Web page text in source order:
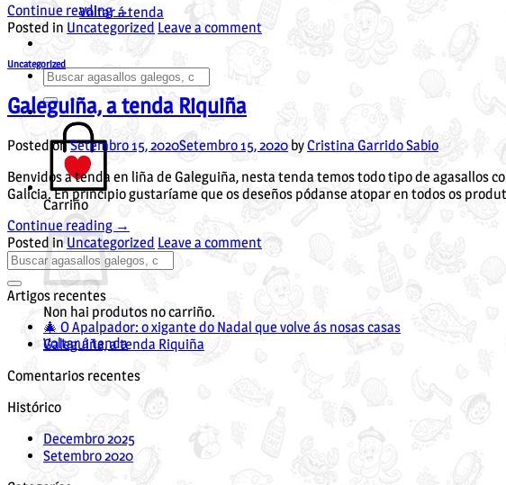
Voltar á tenda
Buscar
por:
Carriño
Non hai produtos no carriño.
Voltar á tenda
Continue reading→
Posted in Uncategorized Leave a comment
Uncategorized
Galeguiña, a tenda Riquiña
Posted onSetembro 15, 2020Setembro 15, 2020 byCristina Garrido Sabio
Benvidos a tenda en liña de Galeguiña, nesta tenda temos todo tipo de agasallos
Galicia. En principio gustaríame que os deseños pódanse atopar en todos os
Continue reading →
Posted inUncategorized Leave a comment
Artigos recentes
🎄 O Apalpador: o xigante do Nadal que volve ás nosas casas
Galeguiña, a tenda Riquiña
Comentarios recentes
Histórico
Decembro 2025
Setembro 2020